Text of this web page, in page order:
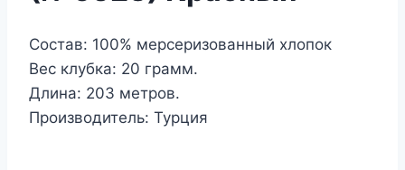
Состав: 100% мерсеризованный хлопок
Вес клубка: 20 грамм.
Длина: 203 метров.
Производитель: Турция